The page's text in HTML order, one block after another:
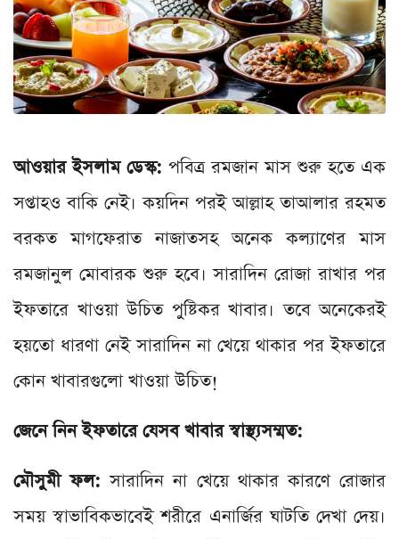
আওয়ার ইসলাম ডেস্ক: পবিত্র রমজান মাস শুরু হতে এক
সপ্তাহও বাকি নেই। কয়দিন পরই আল্লাহ তাআলার রহমত
বরকত মাগফেরাত নাজাতসহ অনেক কল্যাণের মাস
রমজানুল মোবারক শুরু হবে। সারাদিন রোজা রাখার পর
ইফতারে খাওয়া উচিত পুষ্টিকর খাবার। তবে অনেকেরই
হয়তো ধারণা নেই সারাদিন না খেয়ে থাকার পর ইফতারে
কোন খাবারগুলো খাওয়া উচিত!
জেনে নিন ইফতারে যেসব খাবার স্বাস্থ্যসম্মত:
মৌসুমী ফল: সারাদিন না খেয়ে থাকার কারণে রোজার
সময় স্বাভাবিকভাবেই শরীরে এনার্জির ঘাটতি দেখা দেয়।